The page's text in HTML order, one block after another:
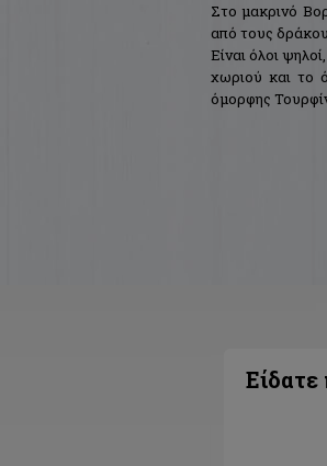
Στο μακρινό
από τους
Είναι όλοι
χωριού και το
όμορφης